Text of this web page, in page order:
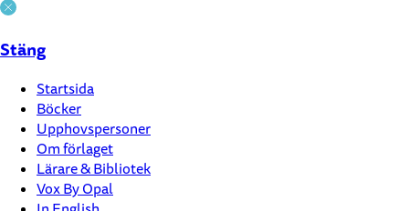
Stäng
Startsida
Böcker
Upphovspersoner
Om förlaget
Lärare & Bibliotek
Vox By Opal